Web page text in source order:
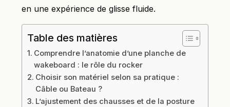
en une expérience de glisse fluide.
Table des matières
Comprendre l’anatomie d’une planche de
wakeboard : le rôle du rocker
Choisir son matériel selon sa pratique :
Câble ou Bateau ?
L’ajustement des chausses et de la posture